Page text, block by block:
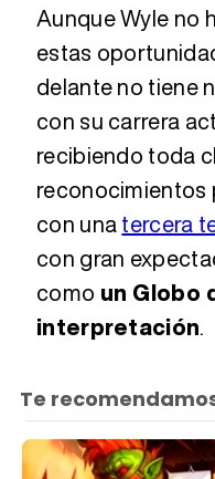
Aunque Wyle no
estas
delante no tiene
con su carrera
recibiendo toda
reconocimientos
con unatercera
con gran
como un Globo
interpretación.